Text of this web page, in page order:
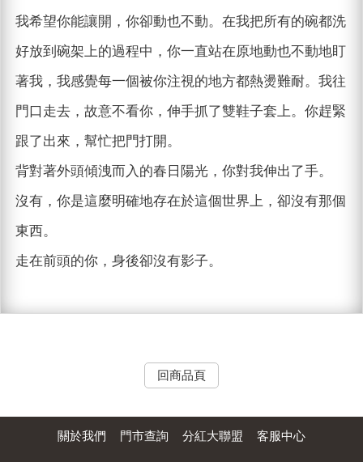
我希望你能讓開，你卻動也不動。在我把所有的碗都洗
好放到碗架上的過程中，你一直站在原地動也不動地盯
著我，我感覺每一個被你注視的地方都熱燙難耐。我往
門口走去，故意不看你，伸手抓了雙鞋子套上。你趕緊
跟了出來，幫忙把門打開。
背對著外頭傾洩而入的春日陽光，你對我伸出了手。
沒有，你是這麼明確地存在於這個世界上，卻沒有那個
東西。
走在前頭的你，身後卻沒有影子。
回商品頁
關於我們 門市查詢 分紅大聯盟 客服中心